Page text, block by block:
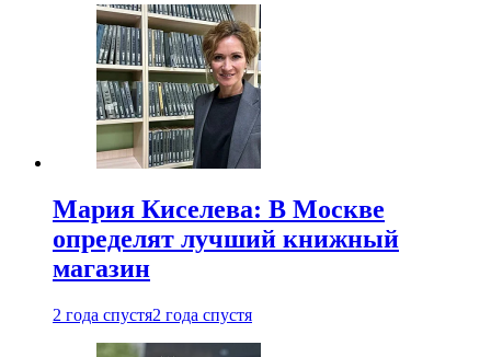
Мария Киселева: В Москве
определят лучший книжный
магазин
2 года спустя2 года спустя